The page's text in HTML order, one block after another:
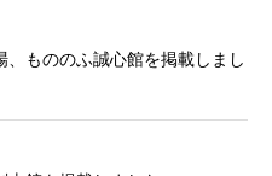
もののふ誠心館を掲載しまし